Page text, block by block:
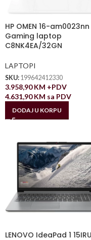
HP OMEN 16-am0023nn
Gaming laptop
C8NK4EA/32GN
LAPTOPI
SKU: 199642412330
3.958,90KM +PDV
4.631,90KM sa PDV
DODAJ U KORPU
LENOVO IdeaPad 1